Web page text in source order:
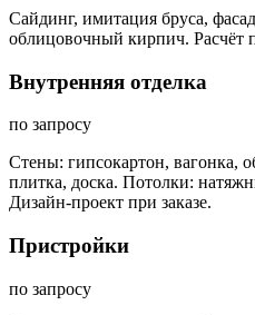
Сайдинг, имитация бруса,
облицовочный кирпич. Расчёт
Внутренняя отделка
по запросу
Стены: гипсокартон, вагонка,
плитка, доска. Потолки:
Дизайн-проект при заказе.
Пристройки
по запросу